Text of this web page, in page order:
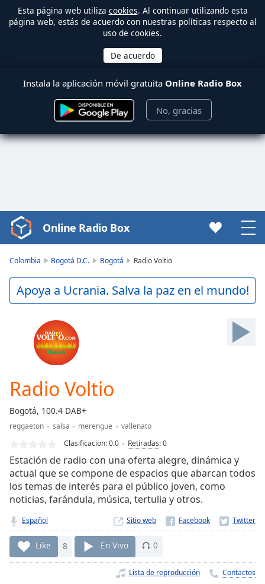
Esta página web utiliza cookies. Al continuar utilizando esta
página web, estás de acuerdo con nuestras políticas respecto al
uso de cookies.
Instala la aplicación móvil gratuita Online Radio Box
No, gracias
Video
Player
Play
Video
Backward
Current
Time0:00
Duration
Loaded:
Stream
TypeLIVE
Seek to
live,
currently
live LIVE
Remaining
Time-
Online Radio Box
Colombia Bogotá D.C. Bogotá Radio Voltio
Apoya a Ucrania. Salva la paz en el mundo!
Radio Voltio
Bogotá, 100.4 DAB+
reggaeton salsa merengue
vallenato
Clasificacion:0.0 Retiradas:0
Estación de radio con una oferta alegre, dinámica y
actual que se compone de espacios que abarcan todos
los temas de interés para el público joven, como
noticias, farándula, música, tertulia y otros.
Español Sitio web
Like 8 En Vivo 0
Lista de reproducción Contactos